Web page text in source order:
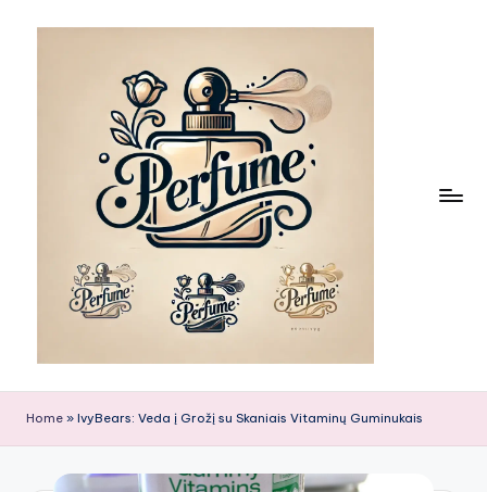
Home » IvyBears: Veda į Grožį su Skaniais Vitaminų Guminukais